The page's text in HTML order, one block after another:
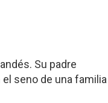
Su padre
seno de una familia